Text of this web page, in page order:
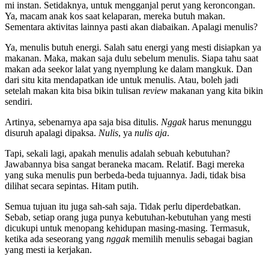
mi instan. Setidaknya, untuk mengganjal perut yang keroncongan.
Ya, macam anak kos saat kelaparan, mereka butuh makan.
Sementara aktivitas lainnya pasti akan diabaikan. Apalagi menulis?
Ya, menulis butuh energi. Salah satu energi yang mesti disiapkan ya
makanan. Maka, makan saja dulu sebelum menulis. Siapa tahu saat
makan ada seekor lalat yang nyemplung ke dalam mangkuk. Dan
dari situ kita mendapatkan ide untuk menulis. Atau, boleh jadi
setelah makan kita bisa bikin tulisan review makanan yang kita bikin
sendiri.
Artinya, sebenarnya apa saja bisa ditulis. Nggakharus menunggu
disuruh apalagi dipaksa. Nulis, ya nulis aja.
Tapi, sekali lagi, apakah menulis adalah sebuah kebutuhan?
Jawabannya bisa sangat beraneka macam. Relatif. Bagi mereka
yang suka menulis pun berbeda-beda tujuannya. Jadi, tidak bisa
dilihat secara sepintas. Hitam putih.
Semua tujuan itu juga sah-sah saja. Tidak perlu diperdebatkan.
Sebab, setiap orang juga punya kebutuhan-kebutuhan yang mesti
dicukupi untuk menopang kehidupan masing-masing. Termasuk,
ketika ada seseorang yang nggakmemilih menulis sebagai bagian
yang mesti ia kerjakan.